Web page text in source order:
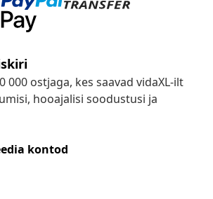
000 ostjaga, kes saavad vidaXL-ilt
hooajalisi soodustusi ja
kontod